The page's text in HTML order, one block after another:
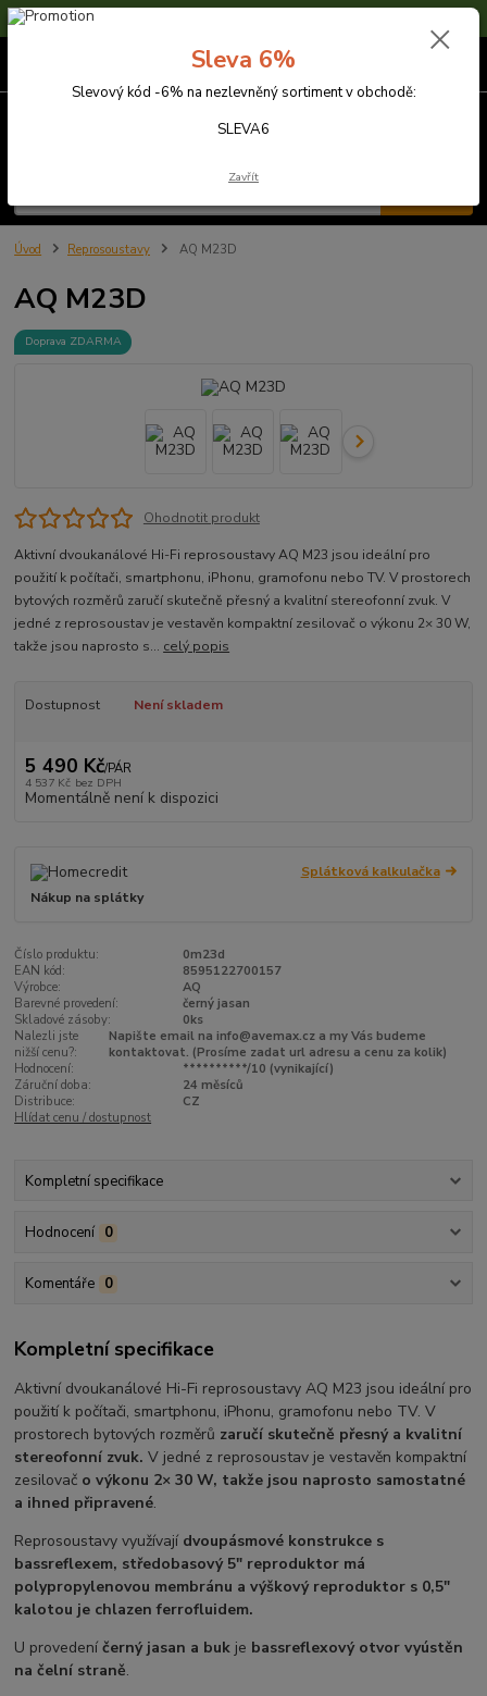
Sleva 6% na nezlevněné zboží s kódem SLEVA6
Úvod Reprosoustavy AQ M23D
AQ M23D
Doprava ZDARMA
Ohodnotit produkt
Aktivní dvoukanálové Hi-Fi reprosoustavy AQ M23 jsou ideální pro
použití k počítači, smartphonu, iPhonu, gramofonu nebo TV. V prostorech
bytových rozměrů zaručí skutečně přesný a kvalitní stereofonní zvuk. V
jedné z reprosoustav je vestavěn kompaktní zesilovač o výkonu 2× 30 W,
takže jsou naprosto s... celý popis
Dostupnost Není skladem
5 490 Kč/PÁR
4 537 Kč bez DPH
Momentálně není k dispozici
Splátková kalkulačka
Nákup na splátky
Číslo produktu:
0m23d
EAN kód:
8595122700157
Výrobce:
AQ
Barevné provedení:
černý jasan
Skladové zásoby:
0ks
Nalezli jste
nižší cenu?:
Napište email na info@avemax.cz a my Vás budeme
kontaktovat. (Prosíme zadat url adresu a cenu za kolik)
Hodnocení:
**********/10 (vynikající)
Záruční doba:
24 měsíců
Distribuce:
CZ
Hlídat cenu / dostupnost
Kompletní specifikace
Hodnocení 0
Komentáře 0
Kompletní specifikace
Aktivní dvoukanálové Hi-Fi reprosoustavy AQ M23 jsou ideální pro
použití k počítači, smartphonu, iPhonu, gramofonu nebo TV. V
prostorech bytových rozměrů zaručí skutečně přesný a kvalitní
stereofonní zvuk. V jedné z reprosoustav je vestavěn kompaktní
zesilovač o výkonu 2× 30 W, takže jsou naprosto samostatné
a ihned připravené.
Reprosoustavy využívají dvoupásmové konstrukce s
bassreflexem, středobasový 5" reproduktor má
polypropylenovou membránu a výškový reproduktor s 0,5"
kalotou je chlazen ferrofluidem.
U provedeníčerný jasan a buk je bassreflexový otvor vyústěn
na čelní straně.
Sleva 6%
Slevový kód -6% na nezlevněný sortiment v obchodě:
SLEVA6
Zavřít